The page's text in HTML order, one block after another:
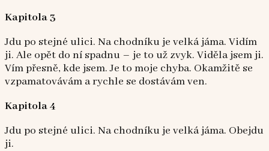
Kapitola 3
Jdu po stejné ulici. Na chodníku je velká jáma. Vidím
ji. Ale opět do ní spadnu – je to už zvyk. Viděla jsem ji.
Vím přesně, kde jsem. Je to moje chyba. Okamžitě se
vzpamatovávám a rychle se dostávám ven.
Kapitola 4
Jdu po stejné ulici. Na chodníku je velká jáma. Obejdu
ji.